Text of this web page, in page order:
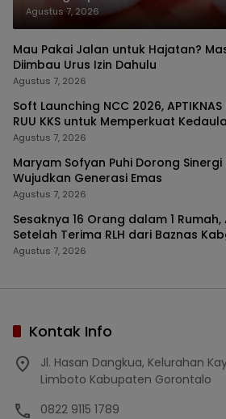
Agustus 7, 2026
Mau Pakai Jalan untuk Hajatan?
Diimbau Urus Izin Dahulu
Agustus 7, 2026
Soft Launching NCC 2026,
RUU KKS untuk Memperkuat
Indonesia
Agustus 7, 2026
Maryam Sofyan Puhi Dorong Sinergi
Wujudkan Generasi Emas
Agustus 7, 2026
Sesaknya 16 Orang dalam 1
Setelah Terima RLH dari Baznas
Agustus 7, 2026
Kontak Info
Jl. Hasan Dangkua, Kelurahan
Limboto Kabupaten Gorontalo
0822 9115 1789